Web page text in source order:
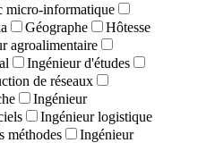
micro-informatique
Géographe
Hôtesse
agroalimentaire
Ingénieur d'études
de réseaux
Ingénieur
Ingénieur logistique
méthodes
Ingénieur